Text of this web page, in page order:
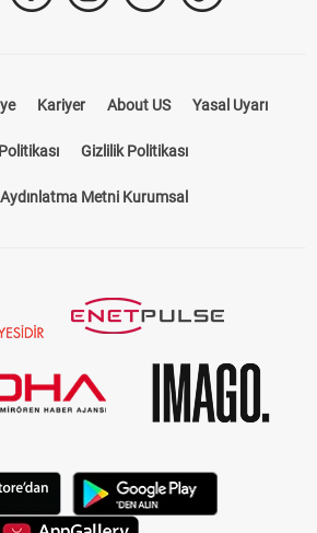
Kariyer About US Yasal Uyarı
Gizlilik Politikası
Metni Kurumsal